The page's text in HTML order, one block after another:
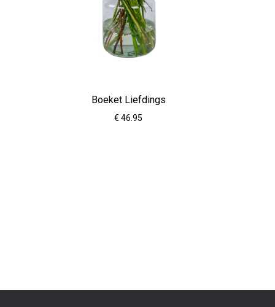
Boeket Liefdings
€ 46.95